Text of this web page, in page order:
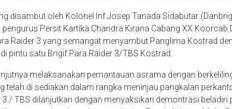
disambut oleh Kolonel Inf Josep Tanada Sidabutar
Persit Kartika Chandra Kirana Cabang XX Koorcab
Raider 3 yang semangat menyambut Panglima Kostrad
pintu satu Brigif Para Raider 3/TBS Kostrad.
melaksanakan pemantauan asrama dengan
telah di sediakan dalam rangka meninjau pangkalan
/ TBS dilanjutkan dengan menyaksikan demontrasi beladiri